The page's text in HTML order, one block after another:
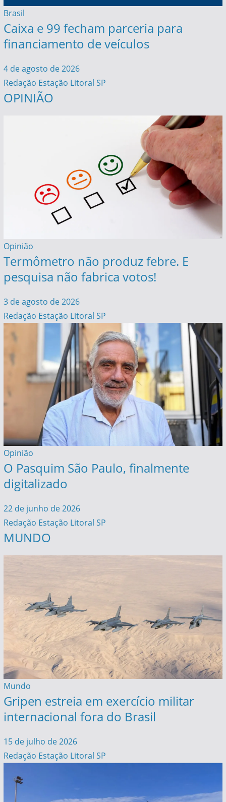
Brasil
Caixa e 99 fecham parceria para
financiamento de veículos
4 de agosto de 2026
Redação Estação Litoral SP
OPINIÃO
Opinião
Termômetro não produz febre. E
pesquisa não fabrica votos!
3 de agosto de 2026
Redação Estação Litoral SP
Opinião
O Pasquim São Paulo, finalmente
digitalizado
22 de junho de 2026
Redação Estação Litoral SP
MUNDO
Mundo
Gripen estreia em exercício militar
internacional fora do Brasil
15 de julho de 2026
Redação Estação Litoral SP